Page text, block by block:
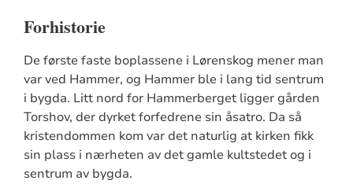
Forhistorie
De første faste boplassene i Lørenskog mener man
var ved Hammer, og Hammer ble i lang tid sentrum
i bygda. Litt nord for Hammerberget ligger gården
Torshov, der dyrket forfedrene sin åsatro. Da så
kristendommen kom var det naturlig at kirken fikk
sin plass i nærheten av det gamle kultstedet og i
sentrum av bygda.